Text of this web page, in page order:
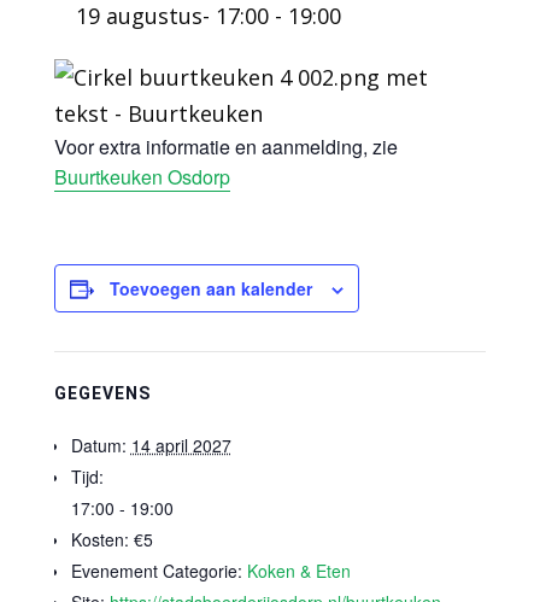
Voor extra informatie en aanmelding, zie
Buurtkeuken Osdorp
Toevoegen aan kalender
GEGEVENS
Datum: 14 april 2027
Tijd:
17:00 - 19:00
Kosten: €5
Evenement Categorie: Koken & Eten
19 augustus- 17:00- 19:00